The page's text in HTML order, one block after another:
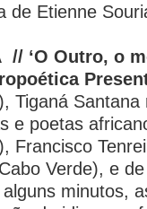
de Etienne
// ‘O Outro, o
Tiganá Santana
e poetas
Francisco
Verde), e
minutos,